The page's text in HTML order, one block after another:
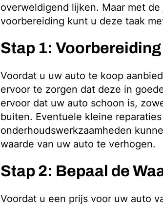
overweldigend lijken. Maar met
voorbereiding kunt u deze taak
Stap 1: Voorbereiding
Voordat u uw auto te koop
ervoor te zorgen dat deze in
ervoor dat uw auto schoon is,
buiten. Eventuele kleine
onderhoudswerkzaamheden
waarde van uw auto te verhogen.
Stap 2: Bepaal de
Voordat u een prijs voor uw auto